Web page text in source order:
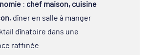
: chef maison, cuisine
, dîner en salle à manger
dînatoire dans une
raffinée